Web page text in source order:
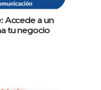
Accede a un
tu negocio